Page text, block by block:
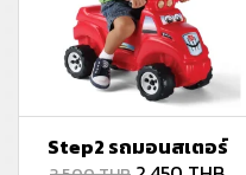
Step2 รถมอนสเตอร์